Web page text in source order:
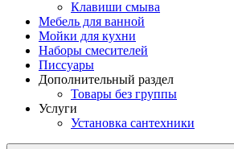
Клавиши смыва
Мебель для ванной
Мойки для кухни
Наборы смесителей
Писсуары
Дополнительный раздел
Товары без группы
Услуги
Установка сантехники